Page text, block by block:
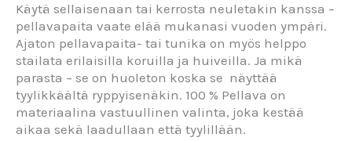
Käytä sellaisenaan tai kerrosta neuletakin kanssa –
pellavapaita vaate elää mukanasi vuoden ympäri.
Ajaton pellavapaita- tai tunika on myös helppo
stailata erilaisilla koruilla ja huiveilla. Ja mikä
parasta – se on huoleton koska se näyttää
tyylikkäältä ryppyisenäkin. 100 % Pellava on
materiaalina vastuullinen valinta, joka kestää
aikaa sekä laadullaan että tyylillään.